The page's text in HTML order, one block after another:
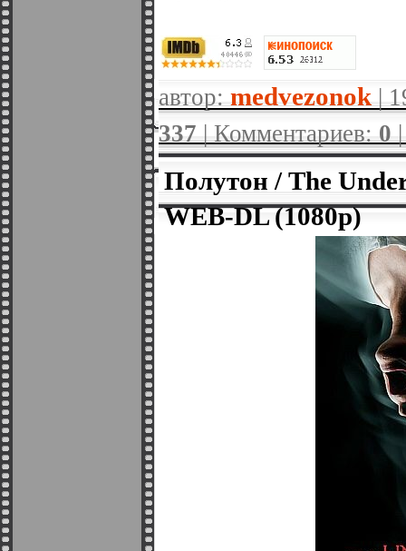
автор: medvezonok |
337| Комментариев:0
Полутон / The
WEB-DL (1080p)